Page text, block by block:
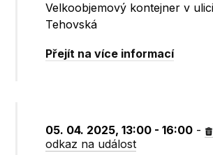
Velkoobjemový kontejner v
Tehovská
Přejít na více informací
05. 04. 2025, 13:00 - 16:00 -
odkaz na událost